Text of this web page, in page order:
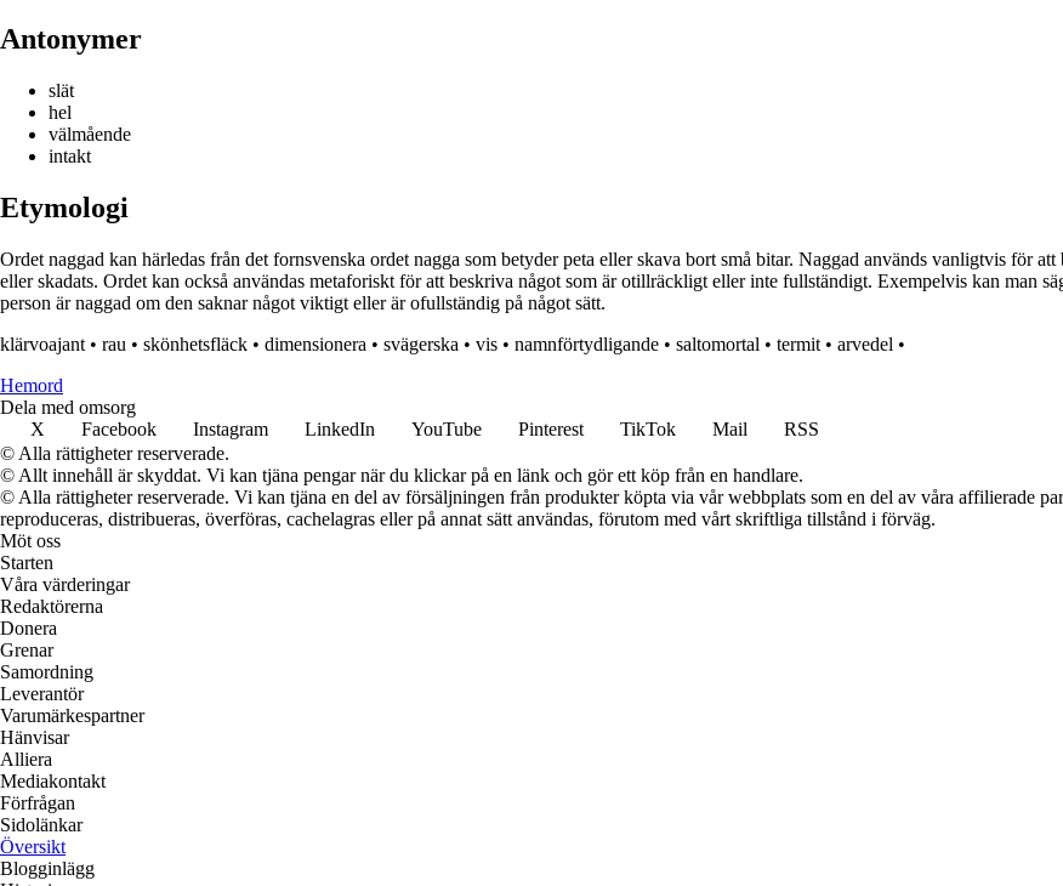
Antonymer
slät
hel
välmående
intakt
Etymologi
Ordet naggad kan härledas från det fornsvenska ordet nagga som betyder peta eller skava bort små bitar. Naggad används vanligtvis för
eller skadats. Ordet kan också användas metaforiskt för att beskriva något som är otillräckligt eller inte fullständigt. Exempelvis kan man
person är naggad om den saknar något viktigt eller är ofullständig på något sätt.
klärvoajant • rau • skönhetsfläck • dimensionera • svägerska • vis • namnförtydligande • saltomortal • termit • arvedel •
Hemord
Dela med omsorg
X
Facebook Instagram LinkedIn YouTube Pinterest TikTok Mail
RSS
© Alla rättigheter reserverade.
© Allt innehåll är skyddat. Vi kan tjäna pengar när du klickar på en länk och gör ett köp från en handlare.
© Alla rättigheter reserverade. Vi kan tjäna en del av försäljningen från produkter köpta via vår webbplats som en del av våra affilierade
reproduceras, distribueras, överföras, cachelagras eller på annat sätt användas, förutom med vårt skriftliga tillstånd i förväg.
Möt oss
Starten
Våra värderingar
Redaktörerna
Donera
Grenar
Samordning
Leverantör
Varumärkespartner
Hänvisar
Alliera
Mediakontakt
Förfrågan
Sidolänkar
Översikt
Blogginlägg